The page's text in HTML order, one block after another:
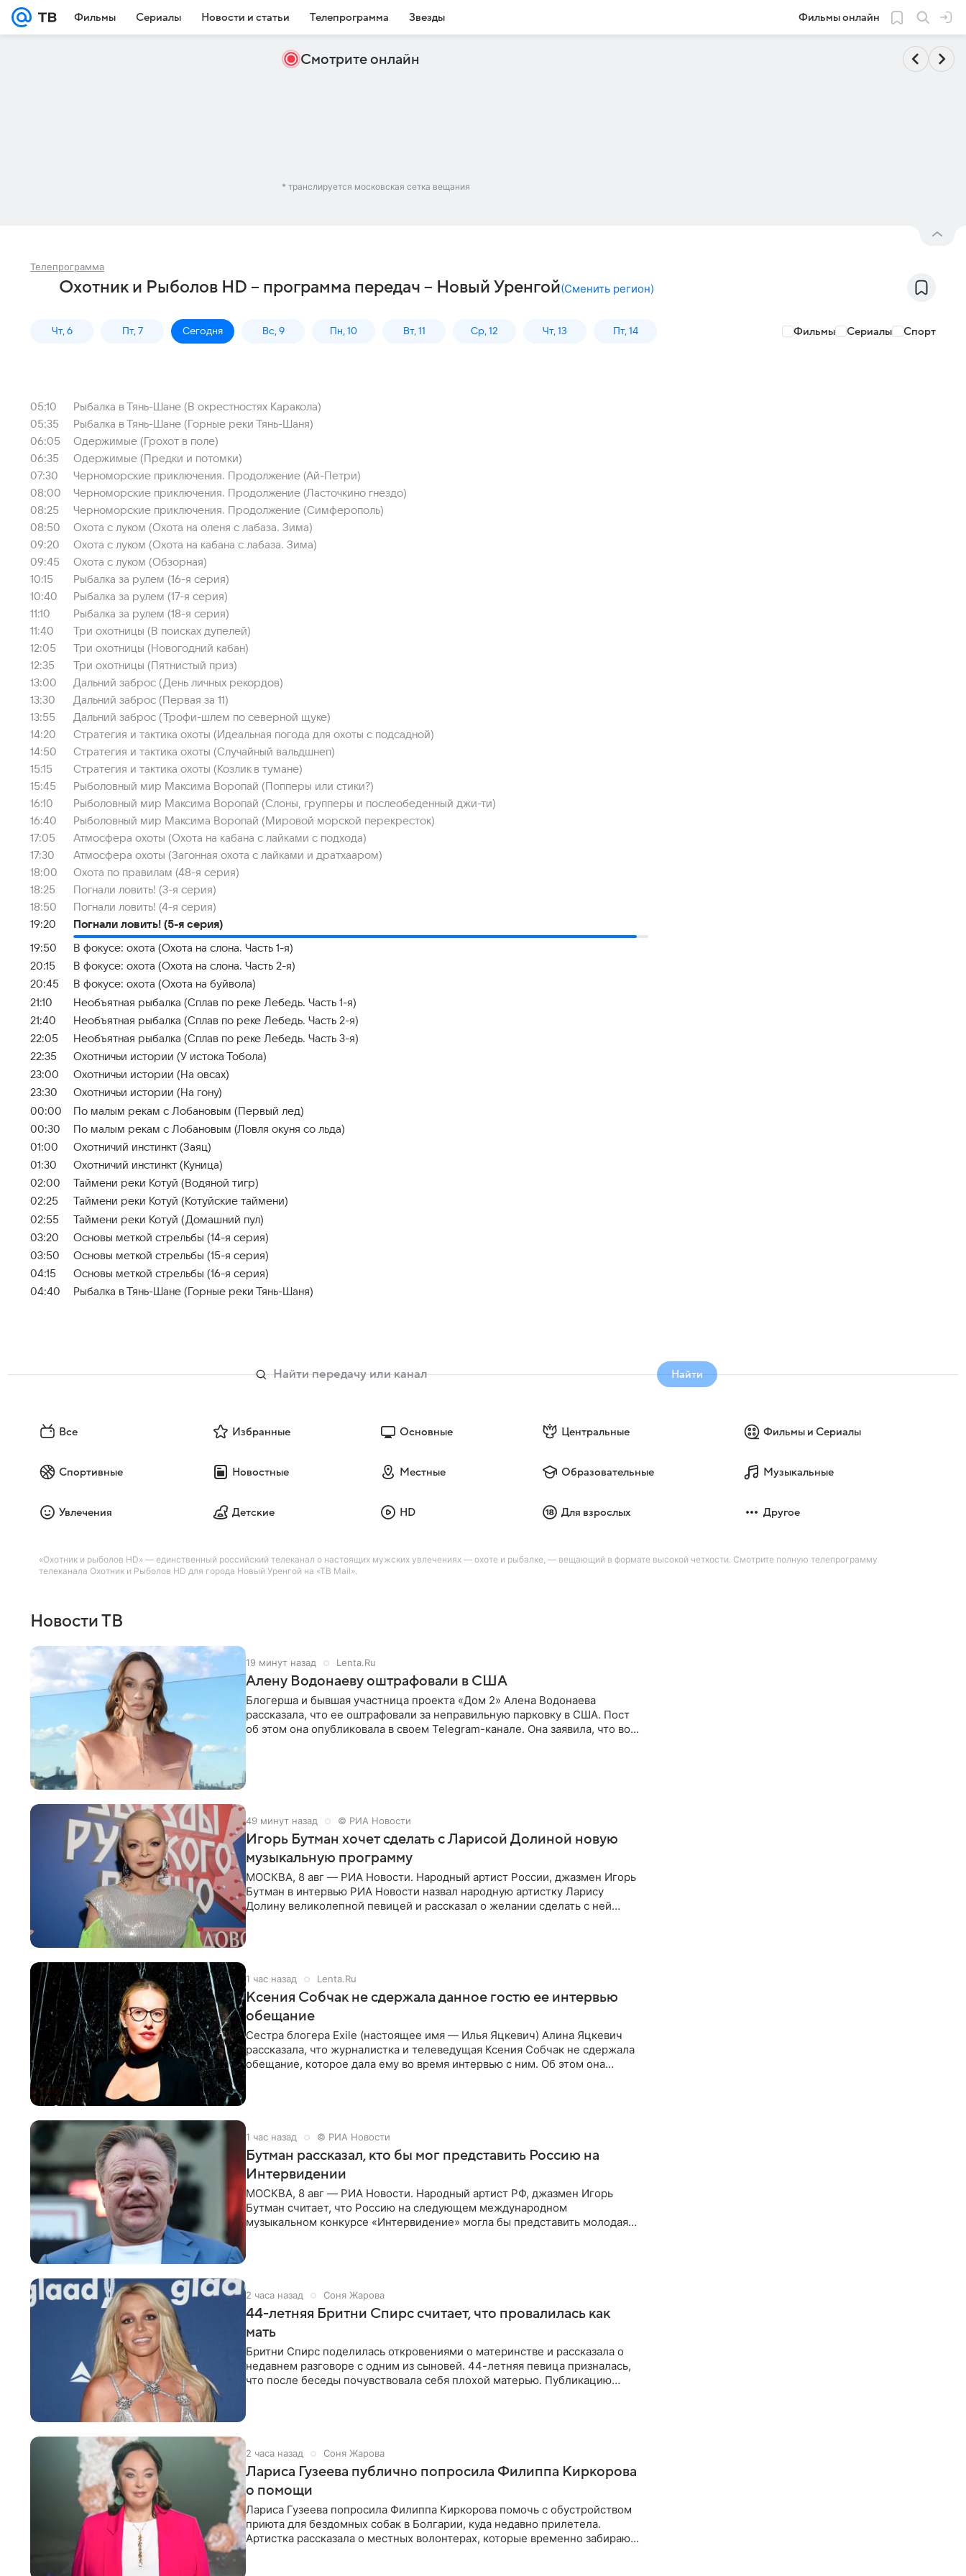
Фильмы Сериалы Новости и статьи Телепрограмма Звезды Фильмы онлайн
Смотрите онлайн
* транслируется московская сетка вещания
Телепрограмма
Охотник и Рыболов HD – программа передач – Новый Уренгой(Сменить регион)
Чт, 6 Пт, 7 Сегодня Вс, 9 Пн, 10 Вт, 11 Ср, 12 Чт, 13 Пт, 14 Фильмы Сериалы Спорт
05:10
Рыбалка в Тянь-Шане (В окрестностях Каракола)
05:35
Рыбалка в Тянь-Шане (Горные реки Тянь-Шаня)
06:05
Одержимые (Грохот в поле)
06:35
Одержимые (Предки и потомки)
07:30
Черноморские приключения. Продолжение (Ай-Петри)
08:00
Черноморские приключения. Продолжение (Ласточкино гнездо)
08:25
Черноморские приключения. Продолжение (Симферополь)
08:50
Охота с луком (Охота на оленя с лабаза. Зима)
09:20
Охота с луком (Охота на кабана с лабаза. Зима)
09:45
Охота с луком (Обзорная)
10:15
Рыбалка за рулем (16-я серия)
10:40
Рыбалка за рулем (17-я серия)
11:10
Рыбалка за рулем (18-я серия)
11:40
Три охотницы (В поисках дупелей)
12:05
Три охотницы (Новогодний кабан)
12:35
Три охотницы (Пятнистый приз)
13:00
Дальний заброс (День личных рекордов)
13:30
Дальний заброс (Первая за 11)
13:55
Дальний заброс (Трофи-шлем по северной щуке)
14:20
Стратегия и тактика охоты (Идеальная погода для охоты с подсадной)
14:50
Стратегия и тактика охоты (Случайный вальдшнеп)
15:15
Стратегия и тактика охоты (Козлик в тумане)
15:45
Рыболовный мир Максима Воропай (Попперы или стики?)
16:10
Рыболовный мир Максима Воропай (Слоны, групперы и послеобеденный джи-ти)
16:40
Рыболовный мир Максима Воропай (Мировой морской перекресток)
17:05
Атмосфера охоты (Охота на кабана с лайками с подхода)
17:30
Атмосфера охоты (Загонная охота с лайками и дратхааром)
18:00
Охота по правилам (48-я серия)
18:25
Погнали ловить! (3-я серия)
18:50
Погнали ловить! (4-я серия)
19:20
Погнали ловить! (5-я серия)
19:50
В фокусе: охота (Охота на слона. Часть 1-я)
20:15
В фокусе: охота (Охота на слона. Часть 2-я)
20:45
В фокусе: охота (Охота на буйвола)
21:10
Необъятная рыбалка (Сплав по реке Лебедь. Часть 1-я)
21:40
Необъятная рыбалка (Сплав по реке Лебедь. Часть 2-я)
22:05
Необъятная рыбалка (Сплав по реке Лебедь. Часть 3-я)
22:35
Охотничьи истории (У истока Тобола)
23:00
Охотничьи истории (На овсах)
23:30
Охотничьи истории (На гону)
00:00
По малым рекам с Лобановым (Первый лед)
00:30
По малым рекам с Лобановым (Ловля окуня со льда)
01:00
Охотничий инстинкт (Заяц)
01:30
Охотничий инстинкт (Куница)
02:00
Таймени реки Котуй (Водяной тигр)
02:25
Таймени реки Котуй (Котуйские таймени)
02:55
Таймени реки Котуй (Домашний пул)
03:20
Основы меткой стрельбы (14-я серия)
03:50
Основы меткой стрельбы (15-я серия)
04:15
Основы меткой стрельбы (16-я серия)
04:40
Рыбалка в Тянь-Шане (Горные реки Тянь-Шаня)
Найти
Все Избранные Основные Центральные Фильмы и Сериалы
Спортивные Новостные Местные Образовательные Музыкальные
Увлечения Детские HD Для взрослых Другое
«Охотник и рыболов HD» — единственный российский телеканал о настоящих мужских увлечениях — охоте и рыбалке, — вещающий в формате высокой четкости. Смотрите полную телепрограмму
телеканала Охотник и Рыболов HD для города Новый Уренгой на «ТВ Mail».
Новости ТВ
19 минут назад Lenta.Ru
Алену Водонаеву оштрафовали в США
Блогерша и бывшая участница проекта «Дом 2» Алена Водонаева
рассказала, что ее оштрафовали за неправильную парковку в США. Пост
об этом она опубликовала в своем Telegram-канале. Она заявила, что во
49 минут назад © РИА Новости
Игорь Бутман хочет сделать с Ларисой Долиной новую
музыкальную программу
МОСКВА, 8 авг — РИА Новости. Народный артист России, джазмен Игорь
Бутман в интервью РИА Новости назвал народную артистку Ларису
Долину великолепной певицей и рассказал о желании сделать с ней
1 час назад Lenta.Ru
Ксения Собчак не сдержала данное гостю ее интервью
обещание
Сестра блогера Exile (настоящее имя — Илья Яцкевич) Алина Яцкевич
рассказала, что журналистка и телеведущая Ксения Собчак не сдержала
обещание, которое дала ему во время интервью с ним. Об этом она
1 час назад © РИА Новости
Бутман рассказал, кто бы мог представить Россию на
Интервидении
МОСКВА, 8 авг — РИА Новости. Народный артист РФ, джазмен Игорь
Бутман считает, что Россию на следующем международном
музыкальном конкурсе «Интервидение» могла бы представить молодая
2 часа назад Соня Жарова
44-летняя Бритни Спирс считает, что провалилась как
мать
Бритни Спирс поделилась откровениями о материнстве и рассказала о
недавнем разговоре с одним из сыновей. 44-летняя певица призналась,
что после беседы почувствовала себя плохой матерью. Публикацию
2 часа назад Соня Жарова
Лариса Гузеева публично попросила Филиппа Киркорова
о помощи
Лариса Гузеева попросила Филиппа Киркорова помочь с обустройством
приюта для бездомных собак в Болгарии, куда недавно прилетела.
Артистка рассказала о местных волонтерах, которые временно забирают